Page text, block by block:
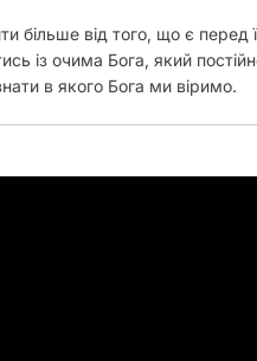
більше від того, що є
із очима Бога, який
в якого Бога ми віримо.